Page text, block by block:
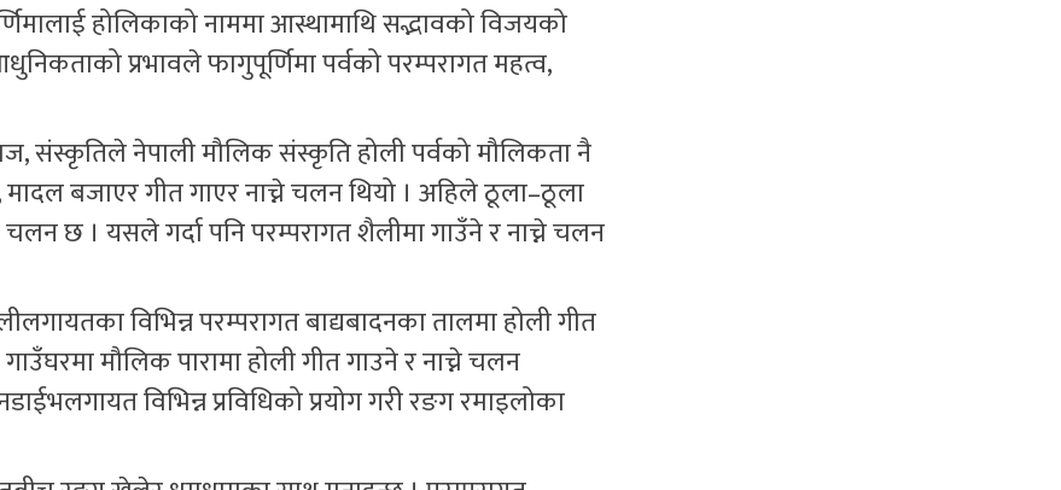
होलिकाको नाममा आस्थामाथि सद्भावको विजयको
प्रभावले फागुपूर्णिमा पर्वको परम्परागत महत्व,
संस्कृतिले नेपाली मौलिक संस्कृति होली पर्वको मौलिकता नै
बजाएर गीत गाएर नाच्ने चलन थियो । अहिले ठूला–ठूला
चलन छ । यसले गर्दा पनि परम्परागत शैलीमा गाउँने र नाच्ने चलन
विभिन्न परम्परागत बाद्यबादनका तालमा होली गीत
मौलिक पारामा होली गीत गाउने र नाच्ने चलन
विभिन्न प्रविधिको प्रयोग गरी रङग रमाइलोका